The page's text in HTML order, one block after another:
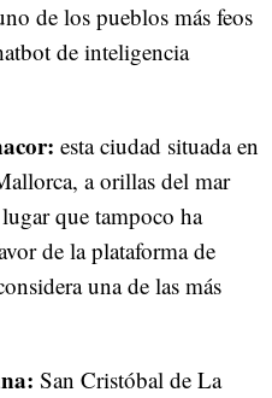
de los pueblos más feos
de inteligencia
esta ciudad situada en
a orillas del mar
que tampoco ha
de la plataforma de
una de las más
San Cristóbal de La